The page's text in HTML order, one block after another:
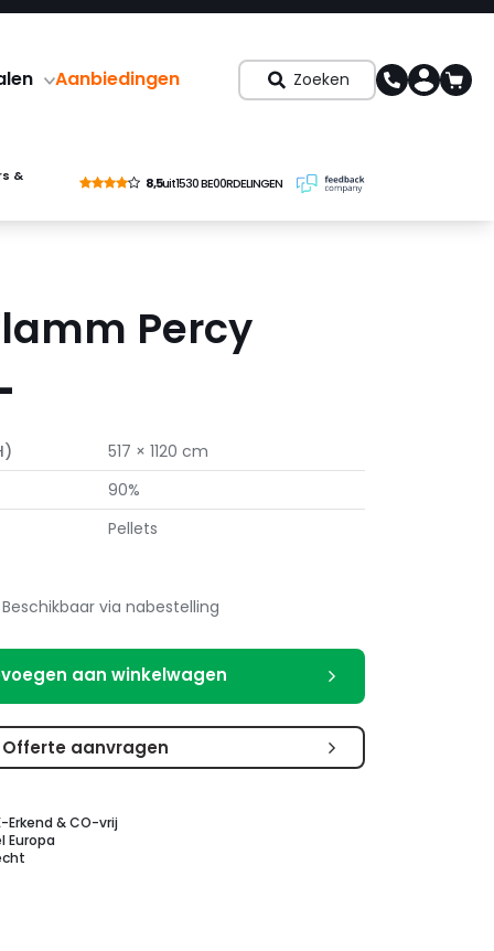
Aanbiedingen Zoeken
&
8,5uit1530 BE00RDELINGEN
Percy
517 × 1120 cm
90%
Pellets
Beschikbaar via nabestelling
aan winkelwagen
Offerte aanvragen
Erkend & CO-vrij
Europa